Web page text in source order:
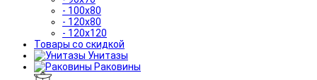
- 100x80
- 120x80
- 120x120
Товары со скидкой
Унитазы
Раковины